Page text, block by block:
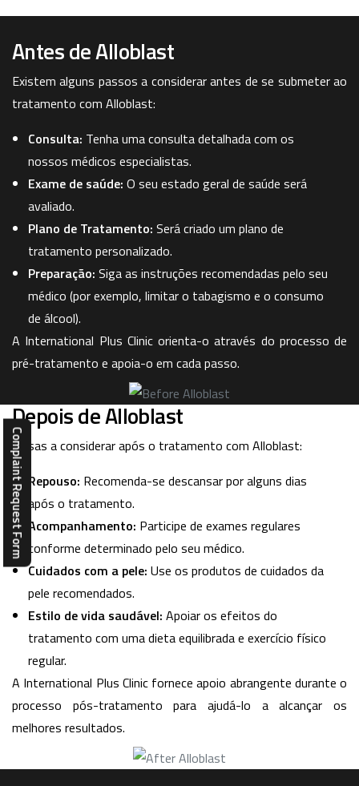
Antes de Alloblast
Existem alguns passos a considerar antes de se submeter ao
tratamento com Alloblast:
Consulta: Tenha uma consulta detalhada com os
nossos médicos especialistas.
Exame de saúde: O seu estado geral de saúde será
avaliado.
Plano de Tratamento: Será criado um plano de
tratamento personalizado.
Preparação: Siga as instruções recomendadas pelo seu
médico (por exemplo, limitar o tabagismo e o consumo
de álcool).
A International Plus Clinic orienta-o através do processo de
pré-tratamento e apoia-o em cada passo.
Depois de Alloblast
Coisas a considerar após o tratamento com Alloblast:
Repouso: Recomenda-se descansar por alguns dias
após o tratamento.
Acompanhamento: Participe de exames regulares
conforme determinado pelo seu médico.
Cuidados com a pele: Use os produtos de cuidados da
pele recomendados.
Estilo de vida saudável: Apoiar os efeitos do
tratamento com uma dieta equilibrada e exercício físico
regular.
A International Plus Clinic fornece apoio abrangente durante o
processo pós-tratamento para ajudá-lo a alcançar os
melhores resultados.
Complaint Request Form